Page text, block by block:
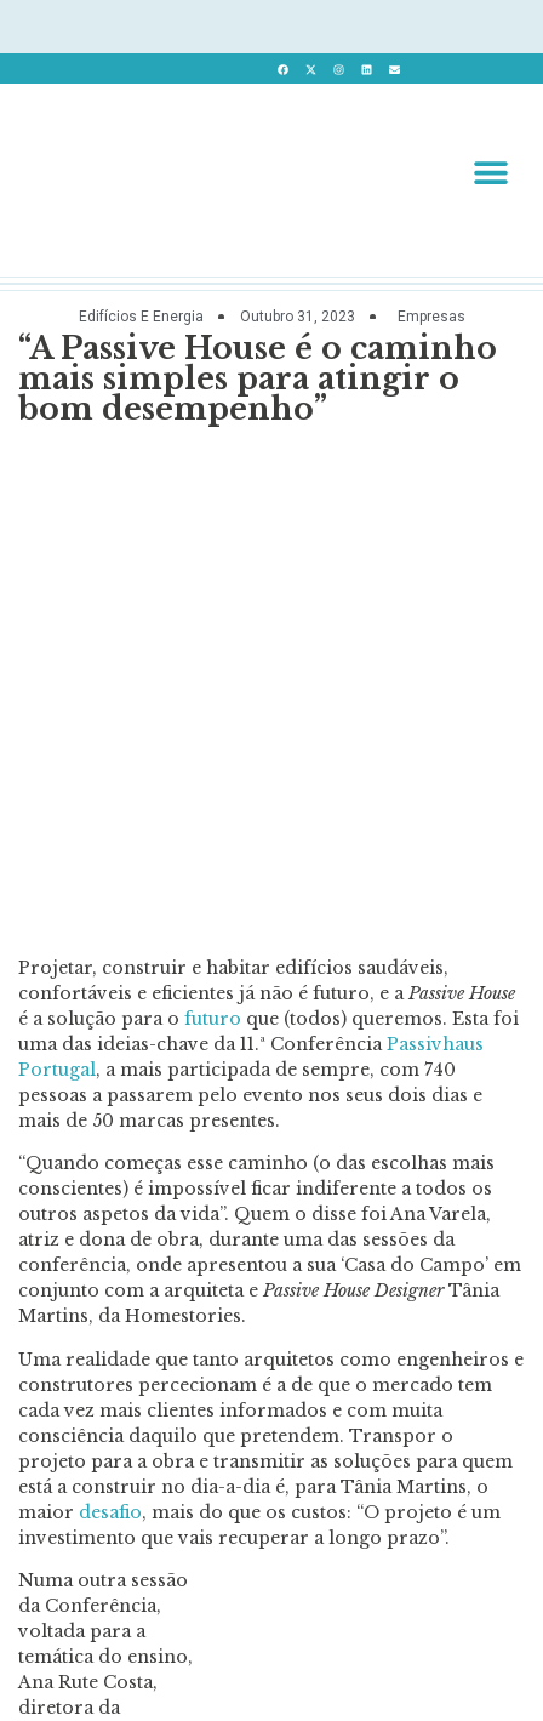
Edifícios E Energia Outubro 31, 2023 Empresas
“A Passive House é o caminho
mais simples para atingir o
bom desempenho”
Projetar, construir e habitar edifícios saudáveis,
confortáveis e eficientes já não é futuro, e aPassive House
é a solução para o futuro que (todos) queremos. Esta foi
uma das ideias-chave da 11.ª ConferênciaPassivhaus
Portugal, a mais participada de sempre, com 740
pessoas a passarem pelo evento nos seus dois dias e
mais de 50 marcas presentes.
“Quando começas esse caminho (o das escolhas mais
conscientes) é impossível ficar indiferente a todos os
outros aspetos da vida”. Quem o disse foi Ana Varela,
atriz e dona de obra, durante uma das sessões da
conferência, onde apresentou a sua ‘Casa do Campo’ em
conjunto com a arquiteta e Passive House DesignerTânia
Martins, da Homestories.
Uma realidade que tanto arquitetos como engenheiros e
construtores percecionam é a de que o mercado tem
cada vez mais clientes informados e com muita
consciência daquilo que pretendem. Transpor o
projeto para a obra e transmitir as soluções para quem
está a construir no dia-a-dia é, para Tânia Martins, o
maior desafio, mais do que os custos: “O projeto é um
investimento que vais recuperar a longo prazo”.
Numa outra sessão
da Conferência,
voltada para a
temática do ensino,
Ana Rute Costa,
diretora da